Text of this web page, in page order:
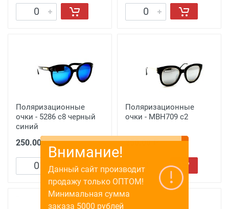
Поляризационные
очки - 5286 с8 черный
синий
250.00 ₽
Поляризационные
очки - MBH709 с2
250.00 ₽
Внимание!
Данный сайт производит
продажу только ОПТОМ!
Минимальная сумма
заказа 5000 рублей